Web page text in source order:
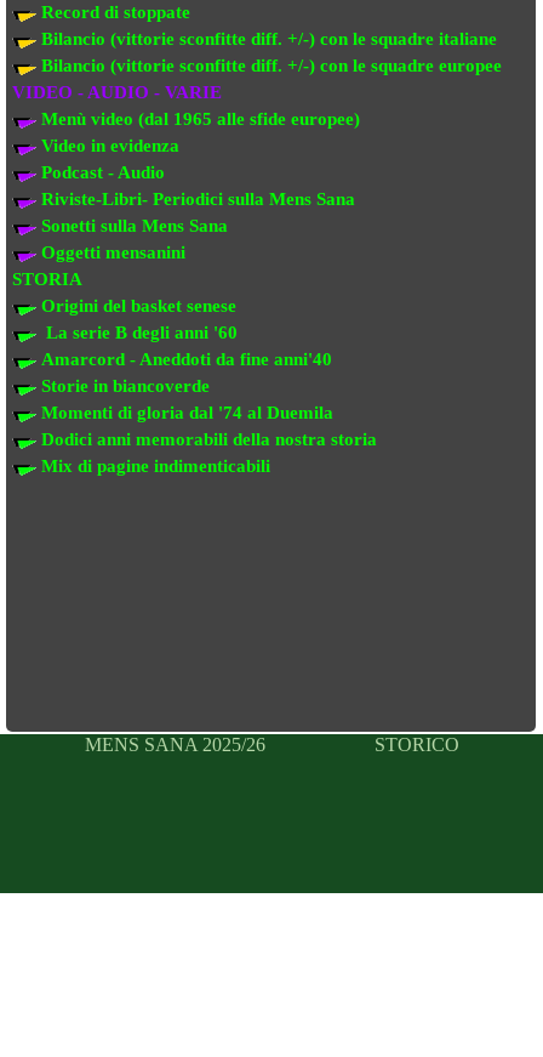
Record di stoppate
Bilancio (vittorie sconfitte diff. +/-) con le squadre italiane
Bilancio (vittorie sconfitte diff. +/-) con le squadre europee
VIDEO - AUDIO - VARIE
Menù video (dal 1965 alle sfide europee)
Video in evidenza
Podcast - Audio
Riviste-Libri- Periodici sulla Mens Sana
Sonetti sulla Mens Sana
Oggetti mensanini
STORIA
Origini del basket senese
La serie B degli anni '60
Amarcord - Aneddoti da fine anni'40
Storie in biancoverde
Momenti di gloria dal '74 al Duemila
Dodici anni memorabili della nostra storia
Mix di pagine indimenticabili
MENS SANA 2025/26 STORICO